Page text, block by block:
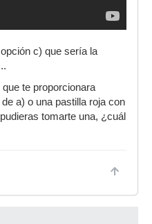
c) que sería la
te proporcionara
a) o una pastilla roja con
tomarte una, ¿cuál